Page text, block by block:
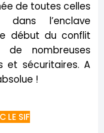
de toutes celles
l’enclave
début du conflit
nombreuses
et sécuritaires. A
!
LE SIF